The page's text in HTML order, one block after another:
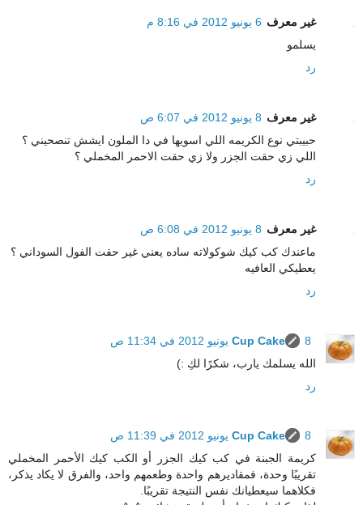
غير معرف 6 يونيو 2012 في 8:16 م
يسلمو
رد
غير معرف 8 يونيو 2012 في 6:07 ص
حبيبتي نوع الكريمه اللي اسويها في دا الملون ايشش تنصحيني ؟
اللي زي حقت الجزر ولا زي حقت الاحمر المخملي ؟
رد
غير معرف 8 يونيو 2012 في 6:08 ص
ماعندك كب كيك شوكولاته ساده يعني غير حقت الفول السوداني ؟
يعطيكي العافيه
رد
Cup Cake
8 يونيو 2012 في 11:34 ص
الله يسلمك يارب، شكرًا لكِ :)
رد
Cup Cake
8 يونيو 2012 في 11:39 ص
كريمة الجبنة في كب كيك الجزر أو الكب كيك الأحمر المخملي
تقريبًا وحدة، فمقاديرهم واحدة وطعمهم واحد، والفرق لا يكاد يذكر،
فكلاهما سيعطيانك نفس النتيجة تقريبًا.